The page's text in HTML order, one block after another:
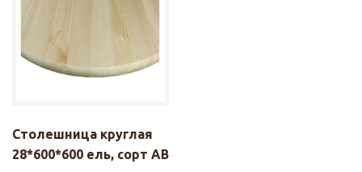
Столешница круглая
28*600*600 ель, сорт АВ